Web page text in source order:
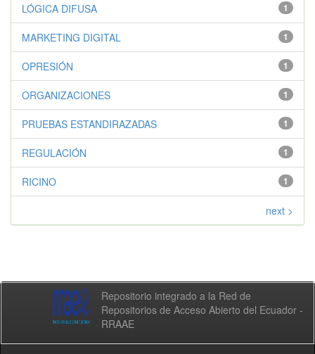
1
LÓGICA DIFUSA
1
MARKETING DIGITAL
1
OPRESIÓN
1
ORGANIZACIONES
1
PRUEBAS ESTANDIRAZADAS
1
REGULACIÓN
1
RICINO
next >
Repositorio integrado a la Red de
Repositorios de Acceso Abierto del Ecuador -
RRAAE